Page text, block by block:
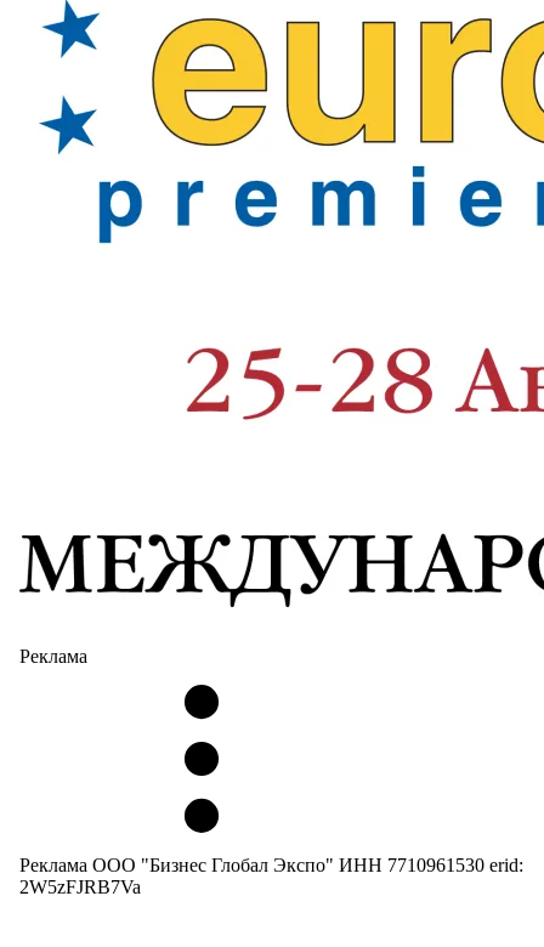
Реклама
Реклама ООО "Бизнес Глобал Экспо" ИНН 7710961530 erid:
2W5zFJRB7Va